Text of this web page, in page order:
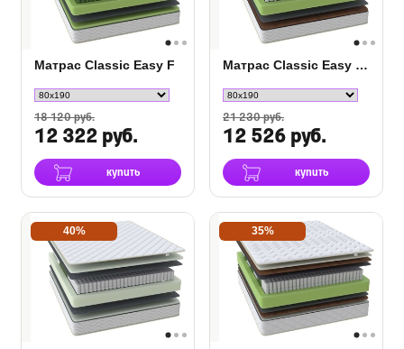
Матрас Classic Easy F
18 120 руб.
12 322 руб.
купить
Матрас Classic Easy M/F
21 230 руб.
12 526 руб.
купить
40% 35%